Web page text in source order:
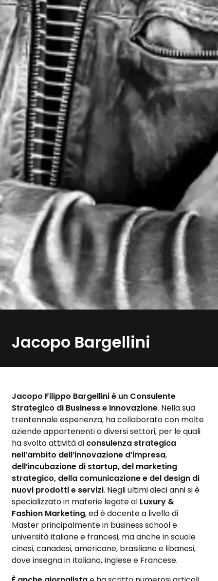
Jacopo Bargellini
Jacopo Filippo Bargelliniè un Consulente
Strategico di Business e Innovazione. Nella sua
trentennale esperienza, ha collaborato con molte
aziende appartenenti a diversi settori, per le quali
ha svolto attività di consulenza strategica
nell’ambito dell’innovazione d’impresa,
dell’incubazione di startup, del marketing
strategico, della comunicazione e del design di
nuovi prodotti e servizi. Negli ultimi dieci anni si è
specializzato in materie legate al Luxury &
Fashion Marketing, ed è docente a livello di
Master principalmente in business school e
università italiane e francesi, ma anche in scuole
cinesi, canadesi, americane, brasiliane e libanesi,
dove insegna in Italiano, Inglese e Francese.